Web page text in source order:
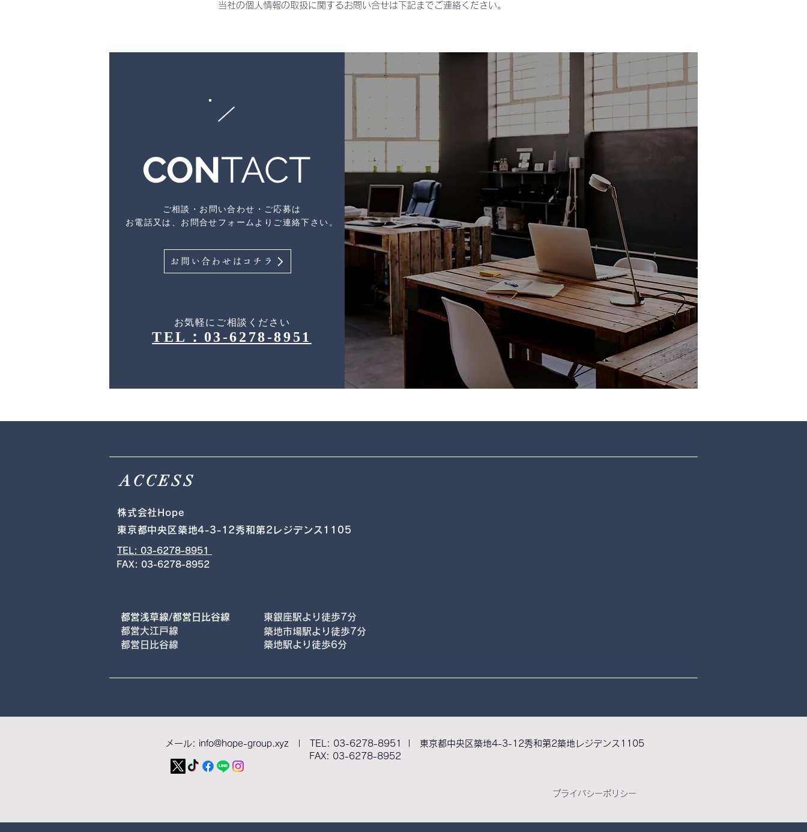
当社の個人情報の取扱に関するお問い合せは下記までご連絡ください。
CONTACT
ご相談・お問い合わせ・ご応募は
お電話又は、お問合せフォームよりご連絡下さい。
お問い合わせはコチラ
TEL：03-6278-8951
お気軽にご相談ください
ACCESS
株式会社Hope
東京都中央区築地4-3-12秀和第2レジデンス1105
TEL: 03-6278-8951
FAX: 03-6278-8952
都営浅草線/都営日比谷線
都営大江戸線
都営日比谷線
東銀座駅より徒歩7分
築地市場駅より徒歩7分
築地駅より徒歩6分
メール: info@hope-group.xyz | TEL: 03-6278-8951 | 東京都中央区築地4-3-12秀和第2築地レジデンス1105
FAX: 03-6278-8952
プライバシーポリシー